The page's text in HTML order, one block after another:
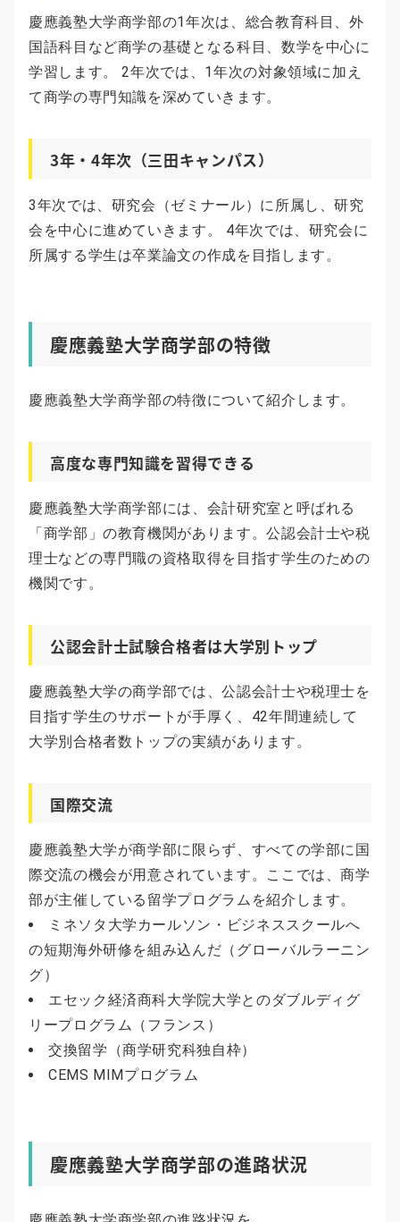
慶應義塾大学商学部の1年次は、総合教育科目、外
国語科目など商学の基礎となる科目、数学を中心に
学習します。 2年次では、1年次の対象領域に加え
て商学の専門知識を深めていきます。
3年・4年次（三田キャンパス）
3年次では、研究会（ゼミナール）に所属し、研究
会を中心に進めていきます。 4年次では、研究会に
所属する学生は卒業論文の作成を目指します。
慶應義塾大学商学部の特徴
慶應義塾大学商学部の特徴について紹介します。
高度な専門知識を習得できる
慶應義塾大学商学部には、会計研究室と呼ばれる
「商学部」の教育機関があります。公認会計士や税
理士などの専門職の資格取得を目指す学生のための
機関です。
公認会計士試験合格者は大学別トップ
慶應義塾大学の商学部では、公認会計士や税理士を
目指す学生のサポートが手厚く、42年間連続して
大学別合格者数トップの実績があります。
国際交流
慶應義塾大学が商学部に限らず、すべての学部に国
際交流の機会が用意されています。ここでは、商学
部が主催している留学プログラムを紹介します。
ミネソタ大学カールソン・ビジネススクールへ
の短期海外研修を組み込んだ（グローバルラーニン
グ）
エセック経済商科大学院大学とのダブルディグ
リープログラム（フランス）
交換留学（商学研究科独自枠）
CEMS MIMプログラム
慶應義塾大学商学部の進路状況